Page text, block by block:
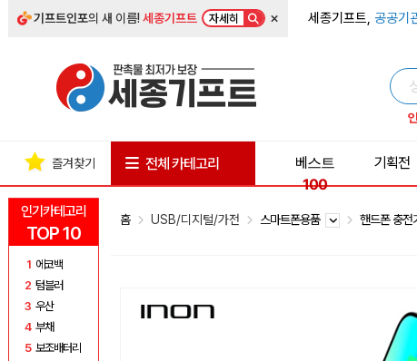
기프트인포의 새 이름!세종기프트 자세히 × 세종기프트, 공공기
인기카테고리
TOP 10
1 에코백
2 텀블러
3 우산
4 부채
5 보조배터리
즐겨찾기 전체 카테고리
베스트
100
기획전
홈 USB/디지털/가전 스마트폰용품 핸드폰 충전